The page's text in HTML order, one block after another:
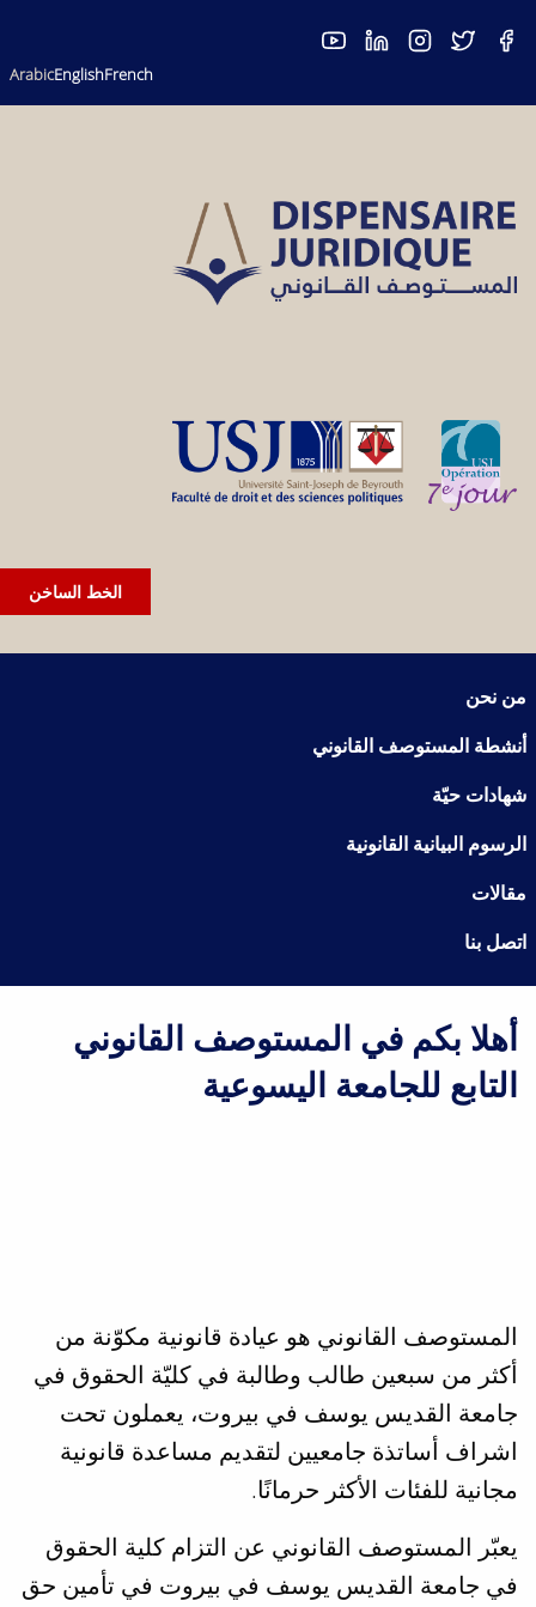
content
French
English
Arabic
الخط الساخن
Main
navigation
من نحن
أنشطة المستوصف القانوني
شهادات حيّة
الرسوم البيانية القانونية
مقالات
اتصل بنا
أهلا بكم في المستوصف القانوني
التابع للجامعة اليسوعية
المستوصف القانوني هو عيادة قانونية مكوّنة من
أكثر من سبعين طالب وطالبة في كليّة الحقوق في
جامعة القديس يوسف في بيروت، يعملون تحت
اشراف أساتذة جامعيين لتقديم مساعدة قانونية
مجانية للفئات الأكثر حرمانًا.
يعبّر المستوصف القانوني عن التزام كلية الحقوق
في جامعة القديس يوسف في بيروت في تأمين حق